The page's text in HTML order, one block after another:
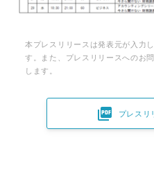
本プレスリリースは発表元が入力
す。また、プレスリリースへのお
します。
 プレスリ